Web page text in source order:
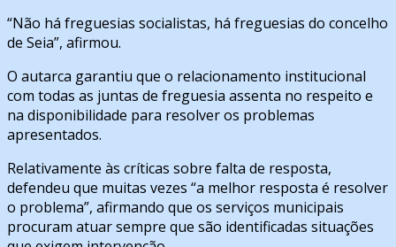
“Não há freguesias socialistas, há freguesias do concelho
de Seia”, afirmou.
O autarca garantiu que o relacionamento institucional
com todas as juntas de freguesia assenta no respeito e
na disponibilidade para resolver os problemas
apresentados.
Relativamente às críticas sobre falta de resposta,
defendeu que muitas vezes “a melhor resposta é resolver
o problema”, afirmando que os serviços municipais
procuram atuar sempre que são identificadas situações